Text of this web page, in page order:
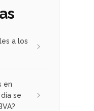
a los
en
se